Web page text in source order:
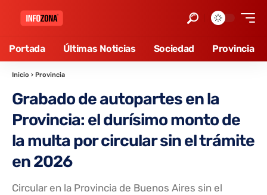
Portada Últimas Noticias Sociedad Provincia
Inicio › Provincia
Grabado de autopartes en la
Provincia: el durísimo monto de
la multa por circular sin el trámite
en 2026
Circular en la Provincia de Buenos Aires sin el